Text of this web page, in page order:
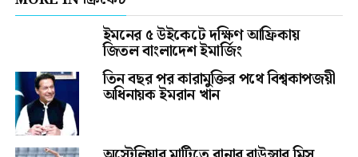
ইমনের ৫ উইকেটে দক্ষিণ আফ্রিকায়
জিতল বাংলাদেশ ইমার্জিং
তিন বছর পর কারামুক্তির পথে বিশ্বকাপজয়ী
অধিনায়ক ইমরান খান